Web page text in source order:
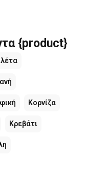
{product}
Κορνίζα
Κρεβάτι